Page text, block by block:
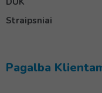
Straipsniai
Pagalba